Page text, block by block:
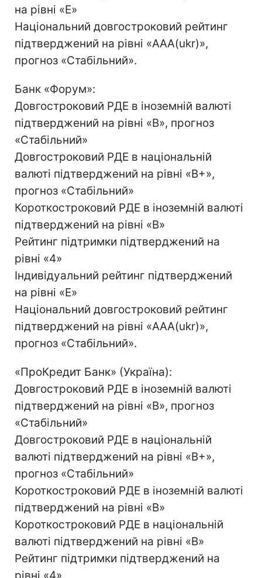
на рівні «E»
Національний довгостроковий рейтинг
підтверджений на рівні «AAA(ukr)»,
прогноз «Стабільний».
Банк «Форум»:
Довгостроковий РДЕ в іноземній валюті
підтверджений на рівні «B», прогноз
«Стабільний»
Довгостроковий РДЕ в національній
валюті підтверджений на рівні «B+»,
прогноз «Стабільний»
Короткостроковий РДЕ в іноземній валюті
підтверджений на рівні «B»
Рейтинг підтримки підтверджений на
рівні «4»
Індивідуальний рейтинг підтверджений
на рівні «E»
Національний довгостроковий рейтинг
підтверджений на рівні «AAA(ukr)»,
прогноз «Стабільний».
«ПроКредит Банк» (Україна):
Довгостроковий РДЕ в іноземній валюті
підтверджений на рівні «B», прогноз
«Стабільний»
Довгостроковий РДЕ в національній
валюті підтверджений на рівні «B+»,
прогноз «Стабільний»
Короткостроковий РДЕ в іноземній валюті
підтверджений на рівні «B»
Короткостроковий РДЕ в національній
валюті підтверджений на рівні «В»
Рейтинг підтримки підтверджений на
рівні «4»